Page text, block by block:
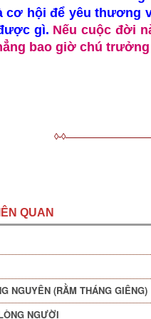
cơ hội để yêu thương
gì. Nếu cuộc đời
bao giờ chú
◊-
QUAN
NGUYÊN (RẰM THÁNG GIÊNG)
NGƯỜI